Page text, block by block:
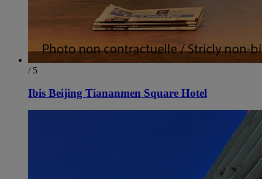
/ 5
Ibis Beijing Tiananmen Square Hotel